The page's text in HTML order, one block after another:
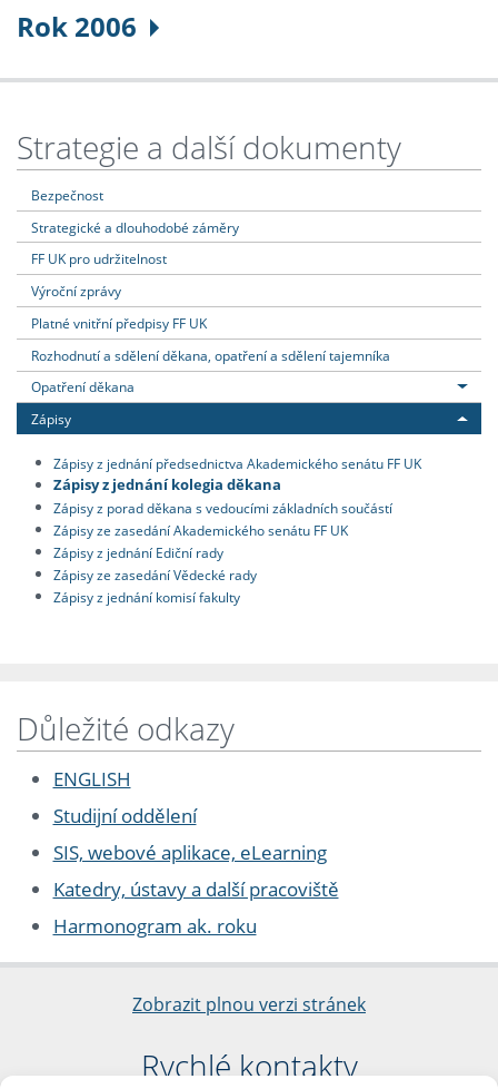
Rok 2006
Strategie a další dokumenty
Bezpečnost
Strategické a dlouhodobé záměry
FF UK pro udržitelnost
Výroční zprávy
Platné vnitřní předpisy FF UK
Rozhodnutí a sdělení děkana, opatření a sdělení tajemníka
Opatření děkana
Zápisy
Zápisy z jednání předsednictva Akademického senátu FF UK
Zápisy z jednání kolegia děkana
Zápisy z porad děkana s vedoucími základních součástí
Zápisy ze zasedání Akademického senátu FF UK
Zápisy z jednání Ediční rady
Zápisy ze zasedání Vědecké rady
Zápisy z jednání komisí fakulty
Důležité odkazy
ENGLISH
Studijní oddělení
SIS, webové aplikace, eLearning
Katedry, ústavy a další pracoviště
Harmonogram ak. roku
Zobrazit plnou verzi stránek
Rychlé kontakty